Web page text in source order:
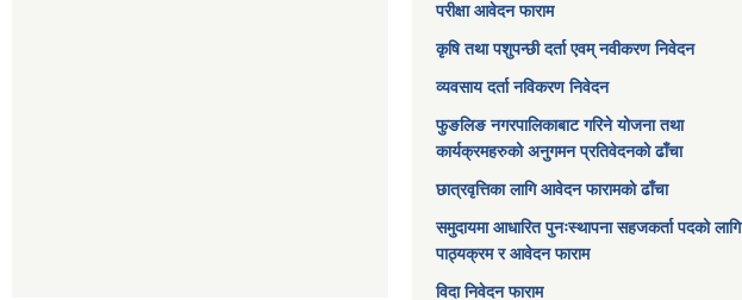
परीक्षा आवेदन फाराम
कृषि तथा पशुपन्छी दर्ता एवम् नवीकरण निवेदन
व्यवसाय दर्ता नविकरण निवेदन
फुङलिङ नगरपालिकाबाट गरिने योजना तथा
कार्यक्रमहरुको अनुगमन प्रतिवेदनको ढाँचा
छात्रवृत्तिका लागि आवेदन फारामको ढाँचा
समुदायमा आधारित पुनःस्थापना सहजकर्ता पदको लागि
पाठ्यक्रम र आवेदन फाराम
विदा निवेदन फाराम